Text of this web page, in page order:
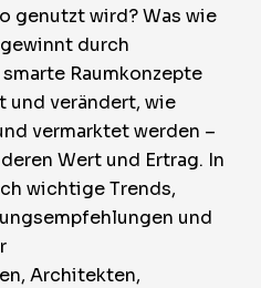
genutzt wird? Was wie
durch
Raumkonzepte
und verändert, wie
vermarktet werden –
Wert und Ertrag. In
wichtige Trends,
und
Architekten,